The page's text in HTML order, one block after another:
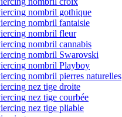
nombril gothique
nombril fantaisie
nombril fleur
nombril cannabis
nombril Swarovski
nombril Playboy
nombril pierres naturelles
nez tige droite
nez tige courbée
nez tige pliable